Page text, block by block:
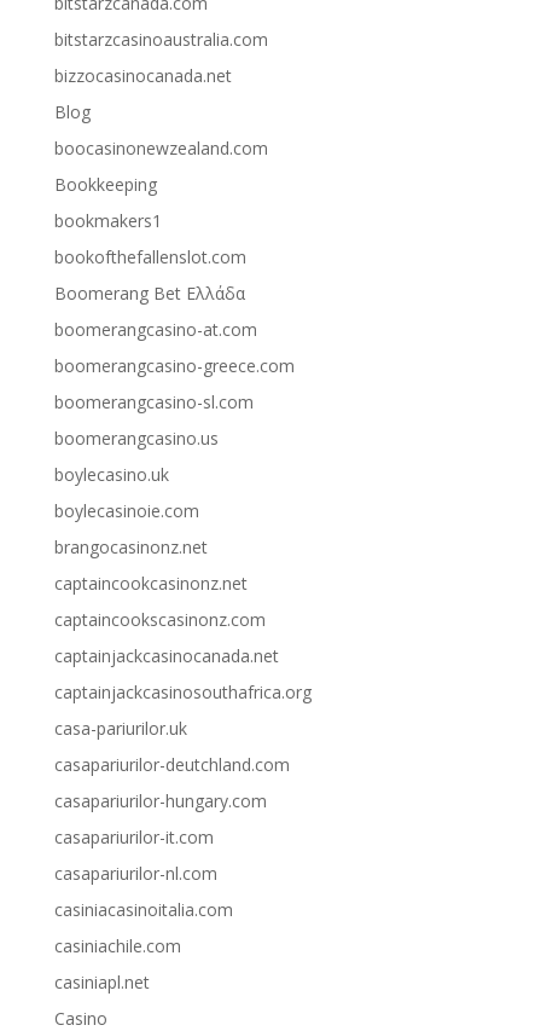
bitstarzcasinoaustralia.com
bizzocasinocanada.net
Blog
boocasinonewzealand.com
Bookkeeping
bookmakers1
bookofthefallenslot.com
Boomerang Bet Ελλάδα
boomerangcasino-at.com
boomerangcasino-greece.com
boomerangcasino-sl.com
boomerangcasino.us
boylecasino.uk
boylecasinoie.com
brangocasinonz.net
captaincookcasinonz.net
captaincookscasinonz.com
captainjackcasinocanada.net
captainjackcasinosouthafrica.org
casa-pariurilor.uk
casapariurilor-deutchland.com
casapariurilor-hungary.com
casapariurilor-it.com
casapariurilor-nl.com
casiniacasinoitalia.com
casiniachile.com
casiniapl.net
Casino